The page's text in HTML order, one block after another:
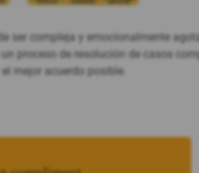
ser compleja y emocionalmente
proceso de resolución de casos
mejor acuerdo posible.